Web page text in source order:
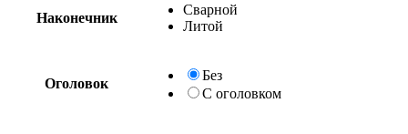
Наконечник
Сварной
Литой
Оголовок
Без
С оголовком